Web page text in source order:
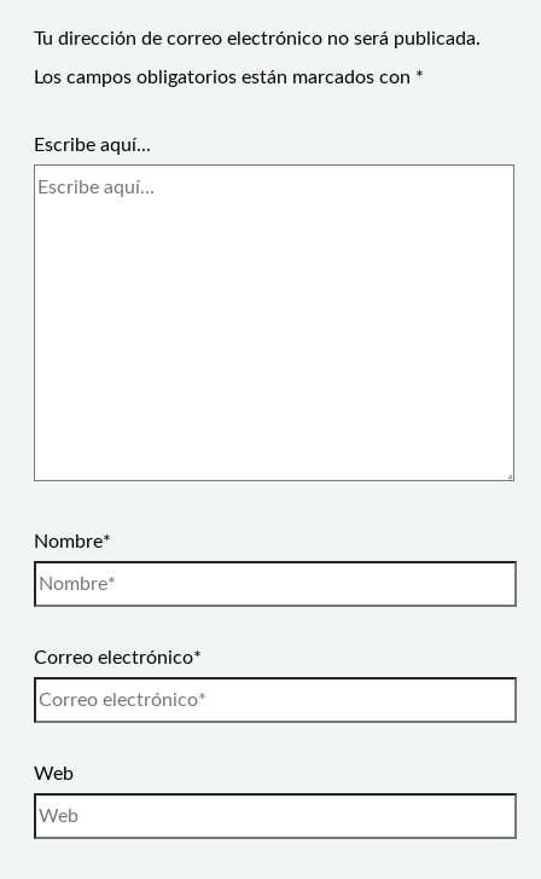
Tu dirección de correo electrónico no será publicada.
Los campos obligatorios están marcados con *
Escribe aquí...
Nombre*
Correo electrónico*
Web